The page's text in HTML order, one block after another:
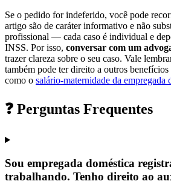
Se o pedido for indeferido, você pode
artigo são de caráter informativo e não
profissional — cada caso é individual e
INSS. Por isso, conversar com um
trazer clareza sobre o seu caso. Vale
também pode ter direito a outros benefícios
como o salário-maternidade da empregada
❓ Perguntas Frequentes
Sou empregada doméstica
trabalhando. Tenho direito ao